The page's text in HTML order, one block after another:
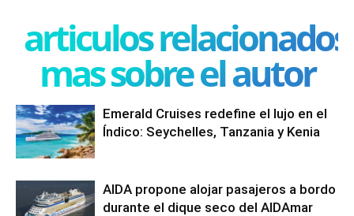
articulos relacionados
mas sobre el autor
Emerald Cruises redefine el lujo en el
Índico: Seychelles, Tanzania y Kenia
AIDA propone alojar pasajeros a bordo
durante el dique seco del AIDAmar